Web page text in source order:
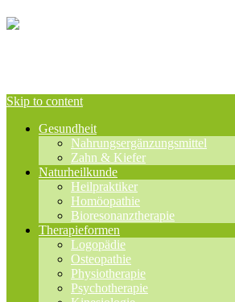
Skip to content
Gesundheit
Nahrungsergänzungsmittel
Zahn & Kiefer
Naturheilkunde
Heilpraktiker
Homöopathie
Bioresonanztherapie
Therapieformen
Logopädie
Osteopathie
Physiotherapie
Psychotherapie